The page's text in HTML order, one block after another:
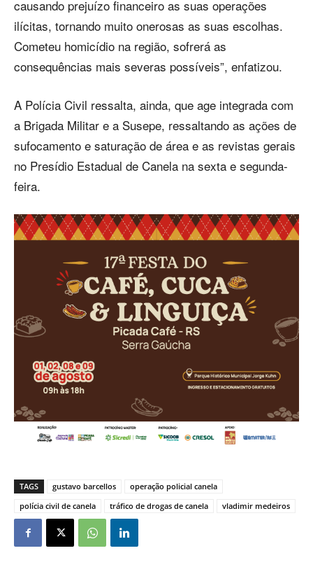
causando prejuízo financeiro as suas operações
ilícitas, tornando muito onerosas as suas escolhas.
Cometeu homicídio na região, sofrerá as
consequências mais severas possíveis”, enfatizou.
A Polícia Civil ressalta, ainda, que age integrada com
a Brigada Militar e a Susepe, ressaltando as ações de
sufocamento e saturação de área e as revistas gerais
no Presídio Estadual de Canela na sexta e segunda-
feira.
TAGS gustavo barcellos
operação policial canela
polícia civil de canela
tráfico de drogas de canela vladimir medeiros